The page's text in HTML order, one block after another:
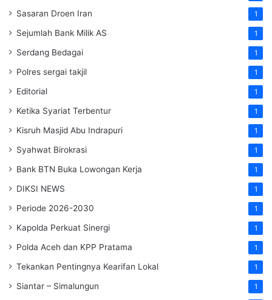
Sasaran Droen Iran 1
Sejumlah Bank Milik AS 1
Serdang Bedagai 1
Polres sergai takjil 1
Editorial 1
Ketika Syariat Terbentur 1
Kisruh Masjid Abu Indrapuri 1
Syahwat Birokrasi 1
Bank BTN Buka Lowongan Kerja 1
DIKSI NEWS 1
Periode 2026-2030 1
Kapolda Perkuat Sinergi 1
Polda Aceh dan KPP Pratama 1
Tekankan Pentingnya Kearifan Lokal 1
Siantar – Simalungun 1